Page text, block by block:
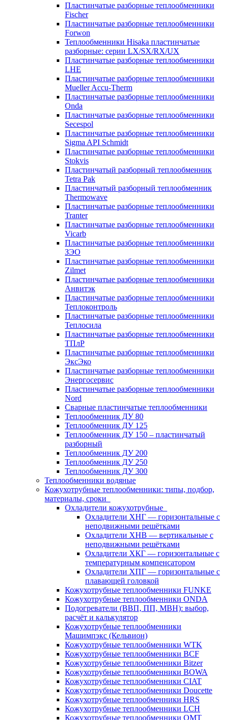
Пластинчатые разборные теплообменники
Fischer
Пластинчатые разборные теплообменники
Forwon
Теплообменники Hisaka пластинчатые
разборные: серии LX/SX/RX/UX
Пластинчатые разборные теплообменники
LHE
Пластинчатые разборные теплообменники
Mueller Accu-Therm
Пластинчатые разборные теплообменники
Onda
Пластинчатые разборные теплообменники
Secespol
Пластинчатые разборные теплообменники
Sigma API Schmidt
Пластинчатые разборные теплообменники
Stokvis
Пластинчатый разборный теплообменник
Tetra Pak
Пластинчатый разборный теплообменник
Thermowave
Пластинчатые разборные теплообменники
Tranter
Пластинчатые разборные теплообменники
Vicarb
Пластинчатые разборные теплообменники
ЗЭО
Пластинчатые разборные теплообменники
Zilmet
Пластинчатые разборные теплообменники
Анвитэк
Пластинчатые разборные теплообменники
Теплоконтроль
Пластинчатые разборные теплообменники
Теплосила
Пластинчатые разборные теплообменники
ТПлР
Пластинчатые разборные теплообменники
ЭксЭко
Пластинчатые разборные теплообменники
Энергосервис
Пластинчатые разборные теплообменники
Nord
Сварные пластинчатые теплообменники
Теплообменник ДУ 80
Теплообменник ДУ 125
Теплообменник ДУ 150 – пластинчатый
разборный
Теплообменник ДУ 200
Теплообменник ДУ 250
Теплообменник ДУ 300
Теплообменники водяные
Кожухотрубные теплообменники: типы, подбор,
материалы, сроки
Охладители кожухотрубные
Охладители ХНГ — горизонтальные с
неподвижными решётками
Охладители ХНВ — вертикальные с
неподвижными решётками
Охладители ХКГ — горизонтальные с
температурным компенсатором
Охладители ХПГ — горизонтальные с
плавающей головкой
Кожухотрубные теплообменники FUNKE
Кожухотрубные теплообменники ONDA
Подогреватели (ВВП, ПП, МВН): выбор,
расчёт и калькулятор
Кожухотрубные теплообменники
Машимпэкс (Кельвион)
Кожухотрубные теплообменники WTK
Кожухотрубные теплообменники BCF
Кожухотрубные теплообменники Bitzer
Кожухотрубные теплообменники BOWA
Кожухотрубные теплообменники CIAT
Кожухотрубные теплообменники Doucette
Кожухотрубные теплообменники HRS
Кожухотрубные теплообменники LCH
Кожухотрубные теплообменники OMT